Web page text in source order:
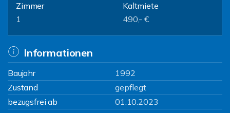
Zimmer
1
Kaltmiete
490,- €
Informationen
Baujahr
1992
Zustand
gepflegt
bezugsfrei ab
01.10.2023